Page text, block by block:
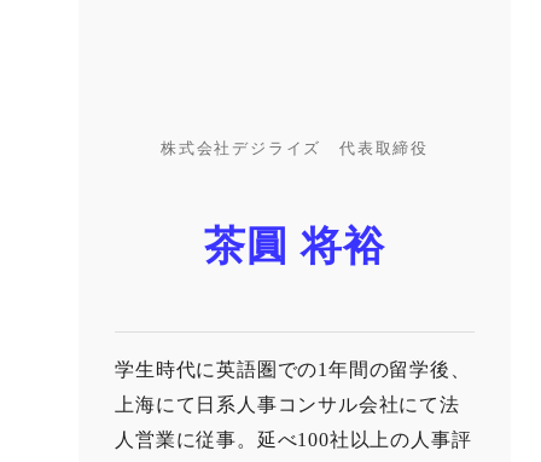
株式会社デジライズ 代表取締役
茶圓 将裕
学生時代に英語圏での1年間の留学後、
上海にて日系人事コンサル会社にて法
人営業に従事。延べ100社以上の人事評